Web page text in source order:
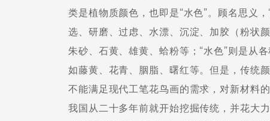
类是植物质颜色，也即是“水色”。顾名思义
选、研磨、过虑、水漂、沉淀、加胶（粉状
朱砂、石黄、雄黄、蛤粉等；“水色”则是从
如藤黄、花青、胭脂、曙红等。但是，传统
不能满足现代工笔花鸟画的需求，对新材料
我国从二十多年前就开始挖掘传统，并花大